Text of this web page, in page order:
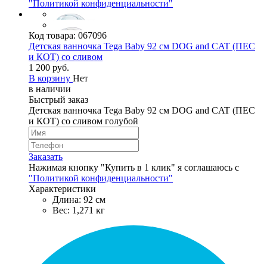
"Политикой конфиденциальности"
Код товара: 067096
Детская ванночка Tega Baby 92 см DOG and CAT (ПЕС
и КОТ) со сливом
1 200 руб.
В корзину Нет
в наличии
Быстрый заказ
Детская ванночка Tega Baby 92 см DOG and CAT (ПЕС
и КОТ) со сливом голубой
Заказать
Нажимая кнопку "Купить в 1 клик" я соглашаюсь с
"Политикой конфиденциальности"
Характеристики
Длина: 92 см
Вес: 1,271 кг